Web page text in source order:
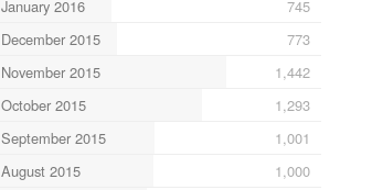
January 2016
745
December 2015
773
November 2015
1,442
October 2015
1,293
September 2015
1,001
August 2015
1,000